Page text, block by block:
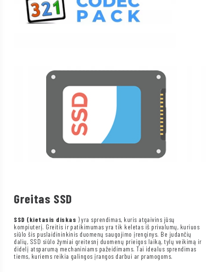
Greitas SSD
SSD (kietasis diskas ) yra sprendimas, kuris atgaivins jūsų
kompiuterį. Greitis ir patikimumas yra tik keletas iš privalumų, kuriuos
siūlo šis puslaidininkinis duomenų saugojimo įrenginys. Be judančių
dalių, SSD siūlo žymiai greitesnį duomenų prieigos laiką, tylų veikimą ir
didelį atsparumą mechaniniams pažeidimams. Tai idealus sprendimas
tiems, kuriems reikia galingos įrangos darbui ar pramogoms.